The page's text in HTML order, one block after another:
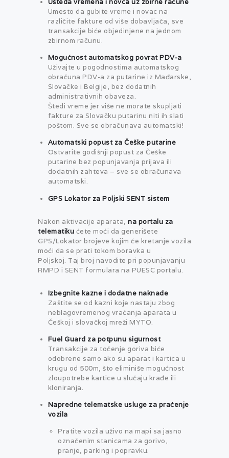
Umesto da gubite vreme i novac na
različite fakture od više dobavljača, sve
transakcije biće objedinjene na jednom
zbirnom računu.
Mogućnost automatskog povrat PDV-a
Uživajte u pogodnostima automatskog
obračuna PDV-a za putarine iz Mađarske,
Slovačke i Belgije, bez dodatnih
administrativnih obaveza.
Štedi vreme jer više ne morate skupljati
fakture za Slovačku putarinu niti ih slati
poštom. Sve se obračunava automatski!
Automatski popust za Češke putarine
Ostvarite godišnji popust za Češke
putarine bez popunjavanja prijava ili
dodatnih zahteva – sve se obračunava
automatski.
GPS Lokator za Poljski SENT sistem
Nakon aktivacije aparata, na portalu za
telematiku ćete moći da generišete
GPS/Lokator brojeve kojim će kretanje vozila
moći da se prati tokom boravka u
Poljskoj. Taj broj navodite pri popunjavanju
RMPD i SENT formulara na PUESC portalu.
Izbegnite kazne i dodatne naknade
Zaštite se od kazni koje nastaju zbog
neblagovremenog vraćanja aparata u
Češkoj i slovačkoj mreži MYTO.
Fuel Guard za potpunu sigurnost
Transakcije za točenje goriva biće
odobrene samo ako su aparat i kartica u
krugu od 500m, što eliminiše mogućnost
zloupotrebe kartice u slučaju krađe ili
kloniranja.
Napredne telematske usluge za praćenje
vozila
Pratite vozila uživo na mapi sa jasno
označenim stanicama za gorivo,
pranje, parking i popravku.